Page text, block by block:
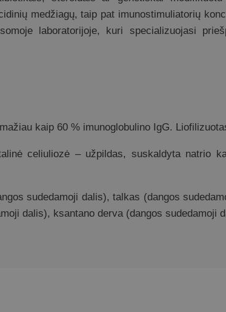
medžiagų, taip pat imunostimuliatorių
laboratorijoje, kuri specializuojasi
kaip 60 % imunoglobulino IgG.
celiuliozė – užpildas, suskaldyta natrio
sudedamoji dalis), talkas (dangos
dalis), ksantano derva (dangos sudedamoji